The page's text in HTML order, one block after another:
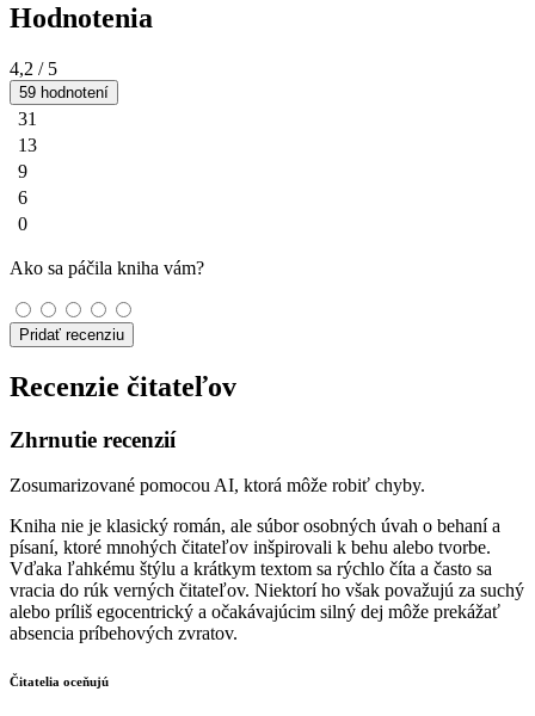
Hodnotenia
4,2 / 5
59 hodnotení
31
13
9
6
0
Ako sa páčila kniha vám?
Pridať recenziu
Recenzie čitateľov
Zhrnutie recenzií
Zosumarizované pomocou AI, ktorá môže robiť chyby.
Kniha nie je klasický román, ale súbor osobných úvah o behaní a
písaní, ktoré mnohých čitateľov inšpirovali k behu alebo tvorbe.
Vďaka ľahkému štýlu a krátkym textom sa rýchlo číta a často sa
vracia do rúk verných čitateľov. Niektorí ho však považujú za suchý
alebo príliš egocentrický a očakávajúcim silný dej môže prekážať
absencia príbehových zvratov.
Čitatelia oceňujú